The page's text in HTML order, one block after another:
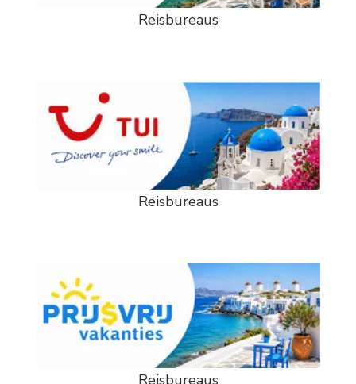
Reisbureaus
Reisbureaus